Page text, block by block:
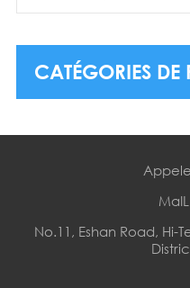
CATÉGORIES DE
No.11, Eshan Road, Hi-